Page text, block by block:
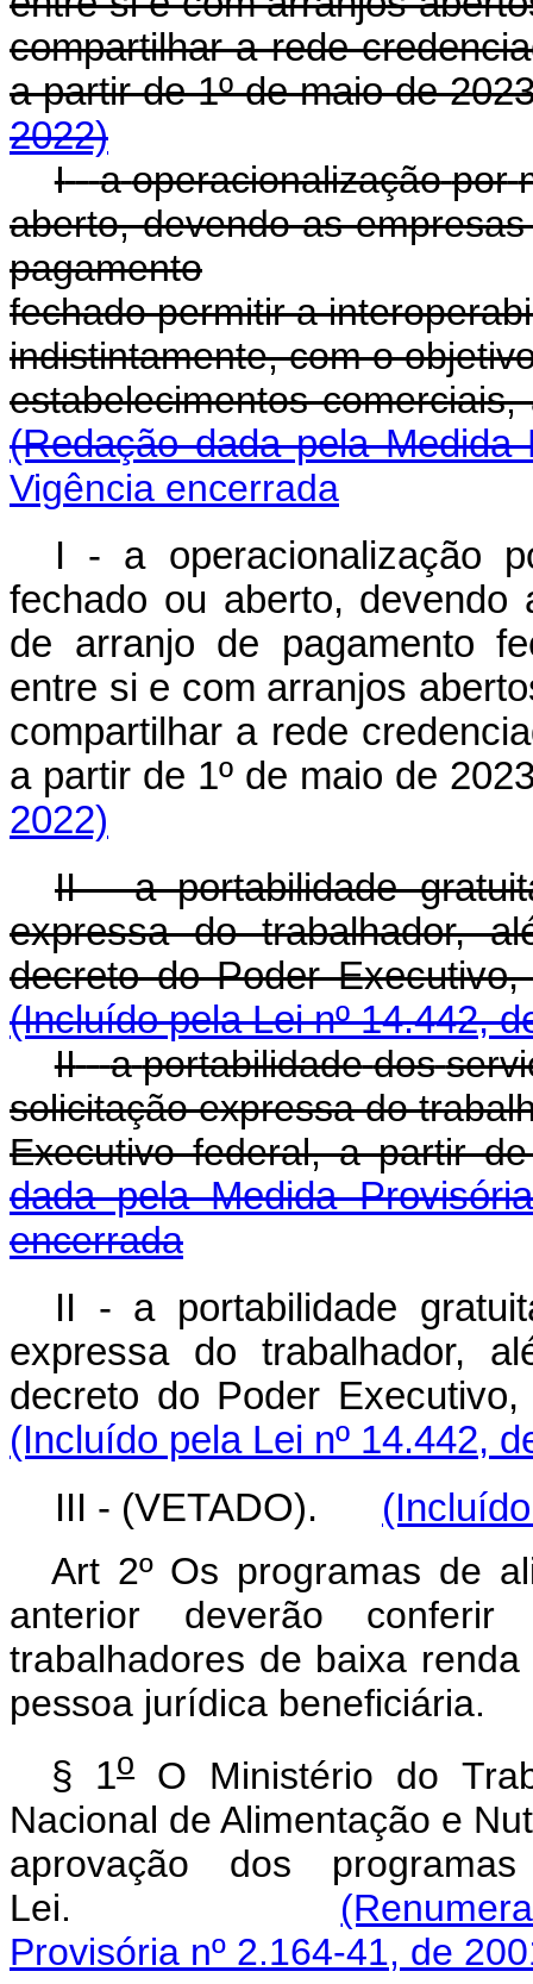
compartilhar a rede
a partir de 1º de maio de
2022)
I - a operacionalização por
aberto, devendo as
pagamento
fechado permitir a
indistintamente, com o
estabelecimentos
(Redação dada pela Medida
Vigência encerrada
I - a operacionalização
fechado ou aberto, devendo
de arranjo de pagamento
entre si e com arranjos
compartilhar a rede
a partir de 1º de maio de
2022)
II - a portabilidade
expressa do trabalhador,
decreto do Poder
(Incluído pela Lei nº 14.442,
II - a portabilidade dos
solicitação expressa do
Executivo federal, a partir
dada pela Medida
encerrada
II - a portabilidade
expressa do trabalhador,
decreto do Poder
(Incluído pela Lei nº 14.442,
III - (VETADO).
Art 2º Os programas de
anterior deverão
trabalhadores de baixa
pessoa jurídica beneficiária.
§ 1oO Ministério do
Nacional de Alimentação e
aprovação dos
Lei.
Provisória nº 2.164-41, de